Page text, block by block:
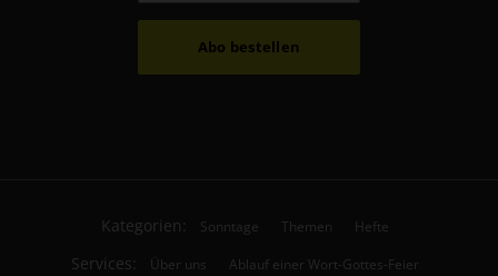
Abo bestellen
Kategorien: Sonntage Themen Hefte
Services: Über uns
Ablauf einer Wort-Gottes-Feier